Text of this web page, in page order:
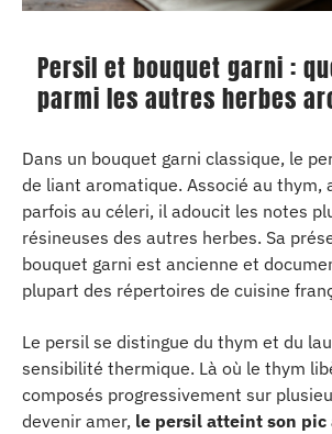
Persil et bouquet garni :
parmi les autres herbes
Dans un bouquet garni classique, le
de liant aromatique. Associé au thym,
parfois au céleri, il adoucit les notes
résineuses des autres herbes. Sa
bouquet garni est ancienne et
plupart des répertoires de cuisine
Le persil se distingue du thym et du
sensibilité thermique. Là où le thym
composés progressivement sur
devenir amer, le persil atteint son pic